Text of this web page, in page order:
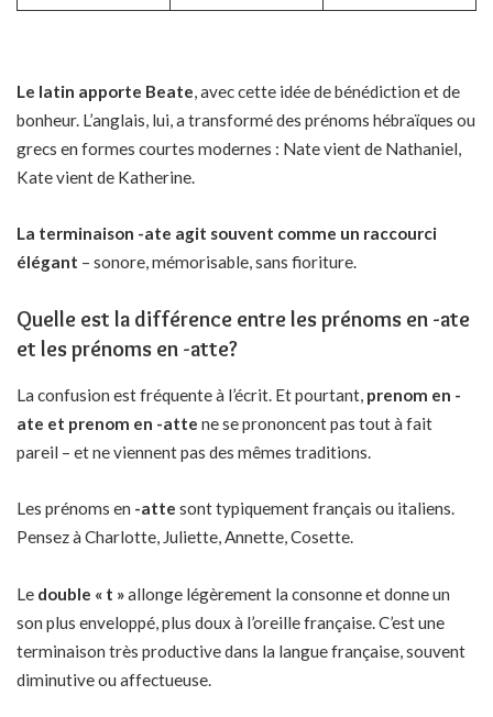
Le latin apporte Beate , avec cette idée de bénédiction et de
bonheur. L’anglais, lui, a transformé des prénoms hébraïques ou
grecs en formes courtes modernes : Nate vient de Nathaniel,
Kate vient de Katherine.
La terminaison -ate agit souvent comme un raccourci
élégant – sonore, mémorisable, sans fioriture.
Quelle est la différence entre les prénoms en -ate
et les prénoms en -atte?
La confusion est fréquente à l’écrit. Et pourtant, prenom en -
ate et prenom en -atte ne se prononcent pas tout à fait
pareil – et ne viennent pas des mêmes traditions.
Les prénoms en -atte sont typiquement français ou italiens.
Pensez à Charlotte, Juliette, Annette, Cosette.
Le double « t »allonge légèrement la consonne et donne un
son plus enveloppé, plus doux à l’oreille française. C’est une
terminaison très productive dans la langue française, souvent
diminutive ou affectueuse.